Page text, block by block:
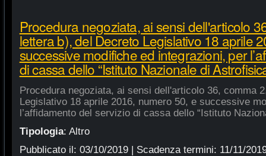
Procedura negoziata, ai sensi dell'articolo
lettera b), del Decreto Legislativo 18 aprile
successive modifiche ed integrazioni, per
di cassa dello “Istituto Nazionale di
Procedura negoziata, ai sensi dell'articolo 36, comma
Legislativo 18 aprile 2016, numero 50, e successive
l’affidamento del servizio di cassa dello “Istituto
Tipologia: Altro
Pubblicato il: 03/10/2019| Scadenza termini: 11/11/